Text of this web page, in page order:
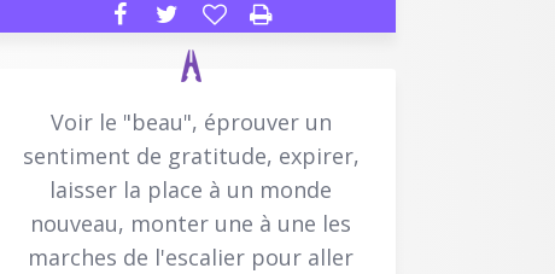
Voir le "beau", éprouver un
sentiment de gratitude, expirer,
laisser la place à un monde
nouveau, monter une à une les
marches de l'escalier pour aller